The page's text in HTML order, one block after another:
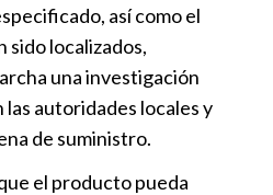
así como el
sido localizados,
una investigación
las autoridades locales y
de suministro.
el producto pueda